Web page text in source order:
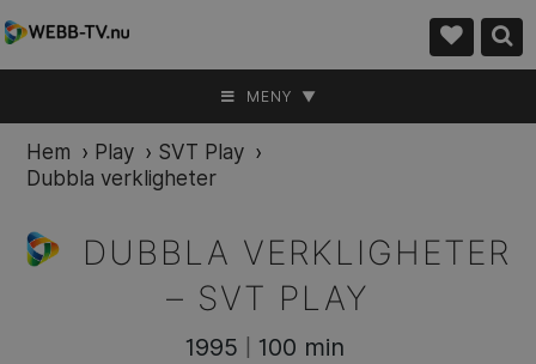
MENY ▼
Hem › Play › SVT Play ›
Dubbla verkligheter
DUBBLA VERKLIGHETER
– SVT PLAY
1995 100 min